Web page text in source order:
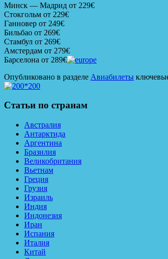
Минск — Мадрид от 229€
Стокгольм от 229€
Ганновер от 249€
Бильбао от 269€
Стамбул от 269€
Амстердам от 279€
Барселона от 289€
Опубликовано в разделе Авиабилеты
Статьи по странам
Австралия
Антарктида
Аргентина
Бразилия
Великобритания
Вьетнам
Греция
Грузия
Израиль
Индия
Индонезия
Иран
Испания
Италия
Китай